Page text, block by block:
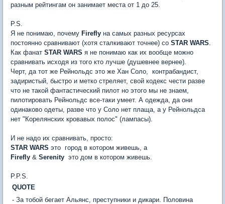
разным рейтингам он занимает места от 1 до 25.
P.S.
Я не понимаю, почему Firefly на самых разных ресурсах
постоянно сравнивают (хотя сталкивают точнее) со STAR WARS
Как фанат STAR WARS я не понимаю как их вообще можно
сравнивать исходя из того кто лучше (душевнее вернее).
Черт, да тот же Рейнольдс это же Хан Соло,  контрабандист,
задиристый, быстро и метко стреляет, свой кодекс чести разве
что не такой фантастический пилот но этого мы не знаем,
пилотировать Рейнольдс все-таки умеет. А одежда, да они
одинаково одеты, разве что у Соло нет плаща, а у Рейнольдса
нет "Корелянских кровавых полос" (лампасы).
И не надо их сравнивать, просто:
STAR WARS это  город в котором живешь, а
Firefly & Serenity  это дом в котором живешь.
P.P.S.
QUOTE
- За тобой бегает Альянс, преступники и дикари. Половина